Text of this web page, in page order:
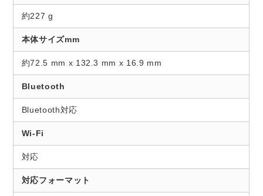
約227 g
本体サイズmm
約72.5 mm x 132.3 mm x 16.9 mm
Bluetooth
Bluetooth対応
Wi-Fi
対応
対応フォーマット